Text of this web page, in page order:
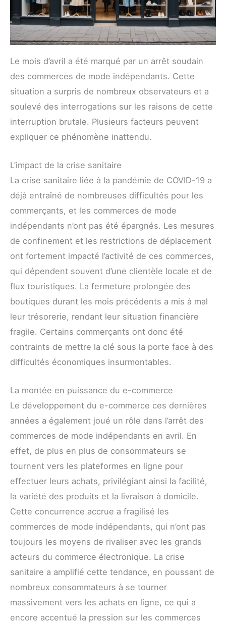
Le mois d’avril a été marqué par un arrêt soudain
des commerces de mode indépendants. Cette
situation a surpris de nombreux observateurs et a
soulevé des interrogations sur les raisons de cette
interruption brutale. Plusieurs facteurs peuvent
expliquer ce phénomène inattendu.
L’impact de la crise sanitaire
La crise sanitaire liée à la pandémie de COVID-19 a
déjà entraîné de nombreuses difficultés pour les
commerçants, et les commerces de mode
indépendants n’ont pas été épargnés. Les mesures
de confinement et les restrictions de déplacement
ont fortement impacté l’activité de ces commerces,
qui dépendent souvent d’une clientèle locale et de
flux touristiques. La fermeture prolongée des
boutiques durant les mois précédents a mis à mal
leur trésorerie, rendant leur situation financière
fragile. Certains commerçants ont donc été
contraints de mettre la clé sous la porte face à des
difficultés économiques insurmontables.
La montée en puissance du e-commerce
Le développement du e-commerce ces dernières
années a également joué un rôle dans l’arrêt des
commerces de mode indépendants en avril. En
effet, de plus en plus de consommateurs se
tournent vers les plateformes en ligne pour
effectuer leurs achats, privilégiant ainsi la facilité,
la variété des produits et la livraison à domicile.
Cette concurrence accrue a fragilisé les
commerces de mode indépendants, qui n’ont pas
toujours les moyens de rivaliser avec les grands
acteurs du commerce électronique. La crise
sanitaire a amplifié cette tendance, en poussant de
nombreux consommateurs à se tourner
massivement vers les achats en ligne, ce qui a
encore accentué la pression sur les commerces